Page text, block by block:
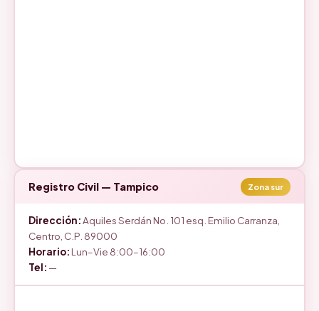
Registro Civil — Tampico Zona sur
Dirección:Aquiles Serdán No. 101 esq. Emilio Carranza,
Centro, C.P. 89000
Horario: Lun–Vie 8:00–16:00
Tel: —